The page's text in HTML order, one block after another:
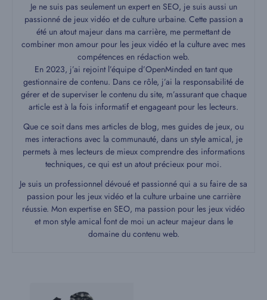
Je ne suis pas seulement un expert en SEO, je suis aussi un
passionné de jeux vidéo et de culture urbaine. Cette passion a
été un atout majeur dans ma carrière, me permettant de
combiner mon amour pour les jeux vidéo et la culture avec mes
compétences en rédaction web.
En 2023, j’ai rejoint l’équipe d’OpenMinded en tant que
gestionnaire de contenu. Dans ce rôle, j’ai la responsabilité de
gérer et de superviser le contenu du site, m’assurant que chaque
article est à la fois informatif et engageant pour les lecteurs.
Que ce soit dans mes articles de blog, mes guides de jeux, ou
mes interactions avec la communauté, dans un style amical, je
permets à mes lecteurs de mieux comprendre des informations
techniques, ce qui est un atout précieux pour moi.
Je suis un professionnel dévoué et passionné qui a su faire de sa
passion pour les jeux vidéo et la culture urbaine une carrière
réussie. Mon expertise en SEO, ma passion pour les jeux vidéo
et mon style amical font de moi un acteur majeur dans le
domaine du contenu web.